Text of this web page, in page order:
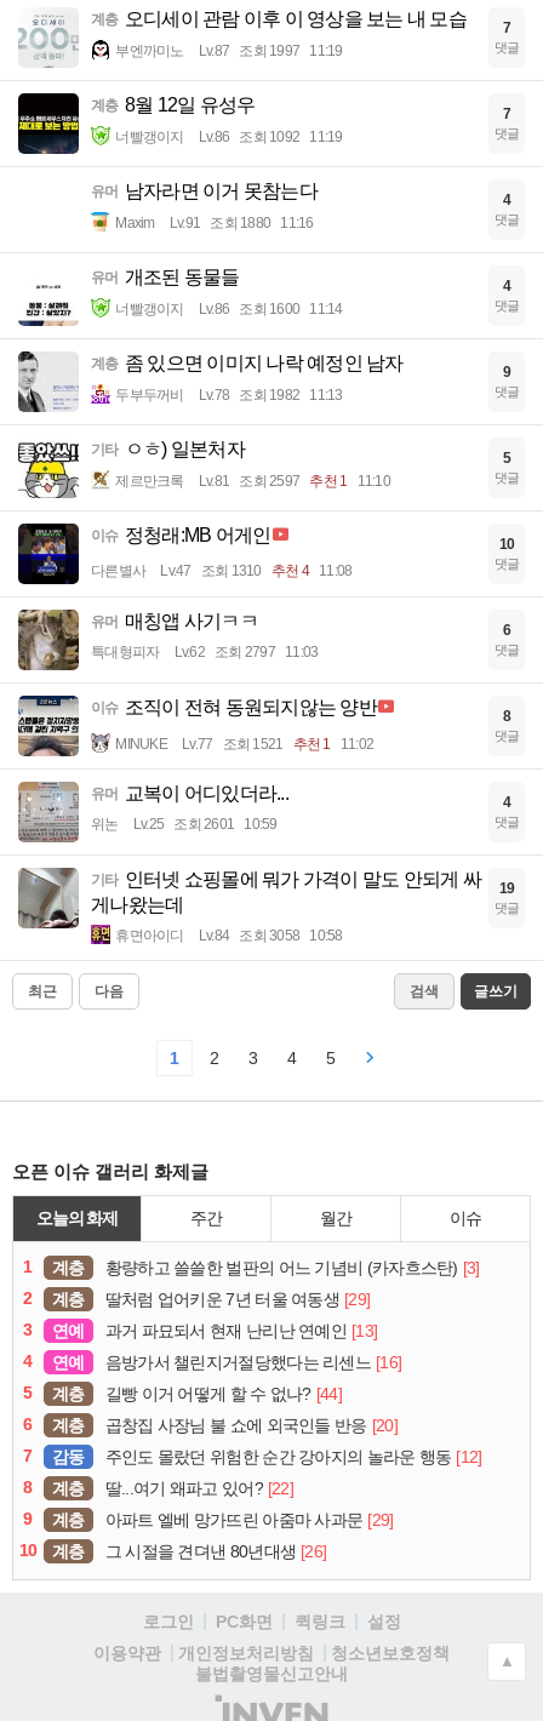
계층 오디세이 관람 이후 이 영상을 보는 내 모습
부엔까미노 Lv.87 조회 1997 11:19
7
댓글
계층 8월 12일 유성우
너빨갱이지 Lv.86 조회 1092 11:19
7
댓글
유머 남자라면 이거 못참는다
Maxim Lv.91 조회 1880 11:16
4
댓글
유머 개조된 동물들
너빨갱이지 Lv.86 조회 1600 11:14
4
댓글
계층 좀 있으면 이미지 나락 예정인 남자
두부두꺼비 Lv.78 조회 1982 11:13
9
댓글
기타 ㅇㅎ) 일본처자
제르만크록 Lv.81 조회 2597 추천 1 11:10
5
댓글
이슈 정청래:MB 어게인
다른별사 Lv.47 조회 1310 추천 4 11:08
10
댓글
유머 매칭앱 사기ㅋㅋ
특대형피자 Lv.62 조회 2797 11:03
6
댓글
이슈 조직이 전혀 동원되지않는 양반
MINUKE Lv.77 조회 1521 추천 1 11:02
8
댓글
유머 교복이 어디있더라...
위논 Lv.25 조회 2601 10:59
4
댓글
기타 인터넷 쇼핑몰에 뭐가 가격이 말도 안되게 싸
게나왔는데
휴면아이디 Lv.84 조회 3058 10:58
19
댓글
최근 다음 검색 글쓰기
1 2 3 4 5
오픈 이슈 갤러리 화제글
오늘의 화제 주간 월간 이슈
1 계층 황량하고 쓸쓸한 벌판의 어느 기념비 (카자흐스탄) [3]
2
계층 딸처럼 업어키운 7년 터울 여동생 [29]
3
연예 과거 파묘되서 현재 난리난 연예인 [13]
4
연예 음방가서 챌린지거절당했다는 리센느 [16]
5
계층 길빵 이거 어떻게 할 수 없나? [44]
6
계층 곱창집 사장님 불 쇼에 외국인들 반응 [20]
7
감동 주인도 몰랐던 위험한 순간 강아지의 놀라운 행동 [12]
8
계층 딸...여기 왜파고 있어? [22]
9
계층 아파트 엘베 망가뜨린 아줌마 사과문 [29]
10
계층 그 시절을 견뎌낸 80년대생 [26]
로그인 PC화면 퀵링크
설정
이용약관
개인정보처리방침
청소년보호정책
불법촬영물신고안내
(주)
▲